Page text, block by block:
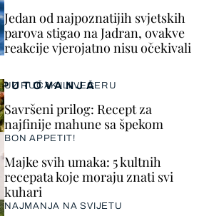
Jedan od najpoznatijih svjetskih
parova stigao na Jadran, ovakve
reakcije vjerojatno nisu očekivali
PUTOVANJA
UZ RUČAK ILI VEČERU
Savršeni prilog: Recept za
najfinije mahune sa špekom
BON APPETIT!
Majke svih umaka: 5 kultnih
recepata koje moraju znati svi
kuhari
NAJMANJA NA SVIJETU